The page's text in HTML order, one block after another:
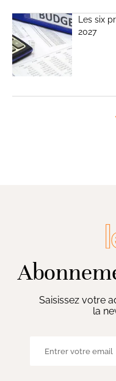
Les six
2027
Saisissez votre
la